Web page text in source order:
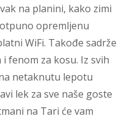
na planini, kako zimi
opremljenu
WiFi. Takođe sadrže
fenom za kosu. Iz svih
netaknutu lepotu
lek za sve naše goste
na Tari će vam